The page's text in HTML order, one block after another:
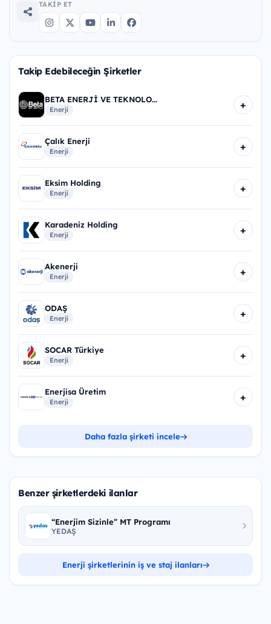
TAKIP ET
Takip Edebileceğin Şirketler
BETA ENERJİ VE TEKNOLO...
Enerji +
Çalık Enerji
Enerji +
Eksim Holding
Enerji +
Karadeniz Holding
Enerji +
Akenerji
Enerji +
ODAŞ
Enerji +
SOCAR Türkiye
Enerji +
Enerjisa Üretim
Enerji +
Daha fazla şirketi incele
Benzer şirketlerdeki ilanlar
“Enerjim Sizinle” MT Programı
YEDAŞ
Enerji şirketlerinin iş ve staj ilanları